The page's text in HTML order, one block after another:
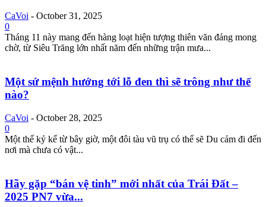
CaVoi - October 31, 2025
0
Tháng 11 này mang đến hàng loạt hiện tượng thiên văn đáng mong
chờ, từ Siêu Trăng lớn nhất năm đến những trận mưa...
Một sứ mệnh hướng tới lỗ đen thì sẽ trông như thế
nào?
CaVoi - October 28, 2025
0
Một thế kỷ kể từ bây giờ, một đôi tàu vũ trụ có thể sẽ Du cảm đi đến
nơi mà chưa có vật...
Hãy gặp “bán vệ tinh” mới nhất của Trái Đất –
2025 PN7 vừa...